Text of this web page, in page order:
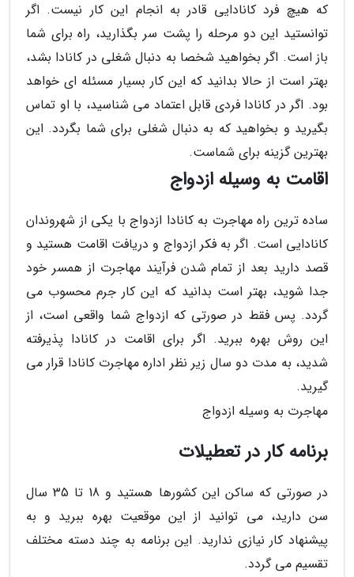
که هیچ فرد کانادایی قادر به انجام این کار نیست. اگر
توانستید این دو مرحله را پشت سر بگذارید، راه برای شما
باز است. اگر بخواهید شخصا به دنبال شغلی در کانادا بشد،
بهتر است از حالا بدانید که این کار بسیار مسئله ای خواهد
بود. اگر در کانادا فردی قابل اعتماد می شناسید، با او تماس
بگیرید و بخواهید که به دنبال شغلی برای شما بگردد. این
بهترین گزینه برای شماست.
اقامت به وسیله ازدواج
ساده ترین راه مهاجرت به کانادا ازدواج با یکی از شهروندان
کانادایی است. اگر به فکر ازدواج و دریافت اقامت هستید و
قصد دارید بعد از تمام شدن فرآیند مهاجرت از همسر خود
جدا شوید، بهتر است بدانید که این کار جرم محسوب می
گردد. پس فقط در صورتی که ازدواج شما واقعی است، از
این روش بهره ببرید. اگر برای اقامت در کانادا پذیرفته
شدید، به مدت دو سال زیر نظر اداره مهاجرت کانادا قرار می
گیرید.
مهاجرت به وسیله ازدواج
برنامه کار در تعطیلات
در صورتی که ساکن این کشورها هستید و 18 تا 35 سال
سن دارید، می توانید از این موقعیت بهره ببرید و به
پیشنهاد کار نیازی ندارید. این برنامه به چند دسته مختلف
تقسیم می گردد.